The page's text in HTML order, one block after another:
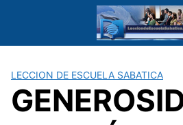
LECCION DE ESCUELA SABATICA